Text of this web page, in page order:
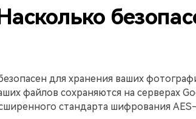
для хранения ваших
файлов сохраняются на серверах
стандарта шифрования